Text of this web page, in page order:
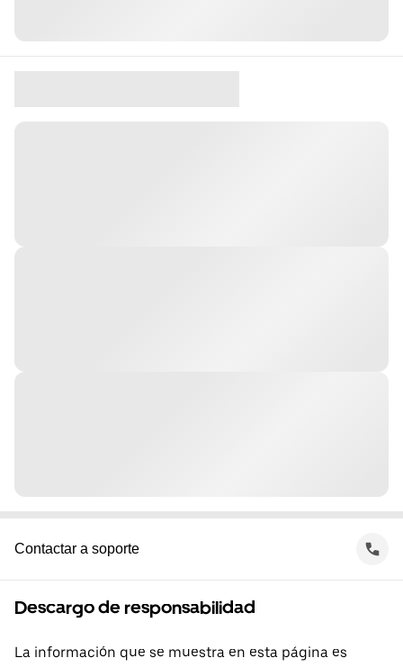
Contactar a soporte
Descargo de responsabilidad
La información que se muestra en esta página es